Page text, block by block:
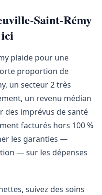
Saint-Rémy
plaide pour une
proportion de
un secteur 2 très
un revenu médian
des imprévus de santé
facturés hors 100 %
les garanties —
— sur les dépenses
suivez des soins